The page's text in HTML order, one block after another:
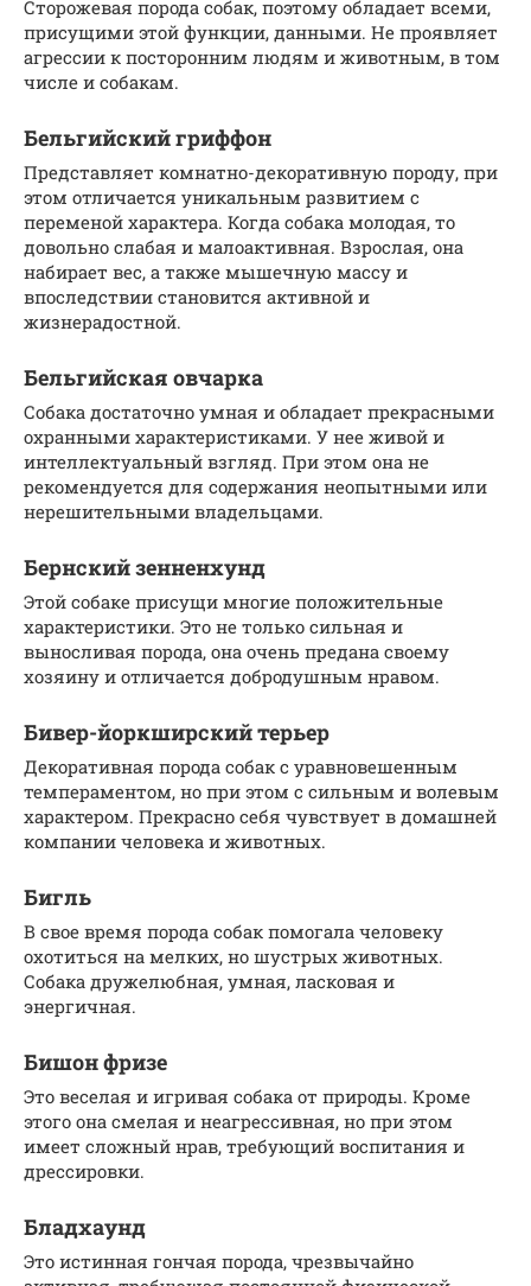
Сторожевая порода собак, поэтому обладает всеми,
присущими этой функции, данными. Не проявляет
агрессии к посторонним людям и животным, в том
числе и собакам.
Бельгийский гриффон
Представляет комнатно-декоративную породу, при
этом отличается уникальным развитием с
переменой характера. Когда собака молодая, то
довольно слабая и малоактивная. Взрослая, она
набирает вес, а также мышечную массу и
впоследствии становится активной и
жизнерадостной.
Бельгийская овчарка
Собака достаточно умная и обладает прекрасными
охранными характеристиками. У нее живой и
интеллектуальный взгляд. При этом она не
рекомендуется для содержания неопытными или
нерешительными владельцами.
Бернский зенненхунд
Этой собаке присущи многие положительные
характеристики. Это не только сильная и
выносливая порода, она очень предана своему
хозяину и отличается добродушным нравом.
Бивер-йоркширский терьер
Декоративная порода собак с уравновешенным
темпераментом, но при этом с сильным и волевым
характером. Прекрасно себя чувствует в домашней
компании человека и животных.
Бигль
В свое время порода собак помогала человеку
охотиться на мелких, но шустрых животных.
Собака дружелюбная, умная, ласковая и
энергичная.
Бишон фризе
Это веселая и игривая собака от природы. Кроме
этого она смелая и неагрессивная, но при этом
имеет сложный нрав, требующий воспитания и
дрессировки.
Бладхаунд
Это истинная гончая порода, чрезвычайно